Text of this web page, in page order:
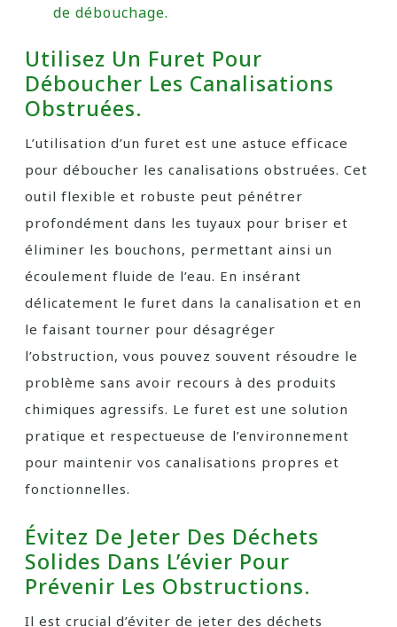
de débouchage.
Utilisez Un Furet Pour
Déboucher Les Canalisations
Obstruées.
L’utilisation d’un furet est une astuce efficace
pour déboucher les canalisations obstruées. Cet
outil flexible et robuste peut pénétrer
profondément dans les tuyaux pour briser et
éliminer les bouchons, permettant ainsi un
écoulement fluide de l’eau. En insérant
délicatement le furet dans la canalisation et en
le faisant tourner pour désagréger
l’obstruction, vous pouvez souvent résoudre le
problème sans avoir recours à des produits
chimiques agressifs. Le furet est une solution
pratique et respectueuse de l’environnement
pour maintenir vos canalisations propres et
fonctionnelles.
Évitez De Jeter Des Déchets
Solides Dans L’évier Pour
Prévenir Les Obstructions.
Il est crucial d’éviter de jeter des déchets